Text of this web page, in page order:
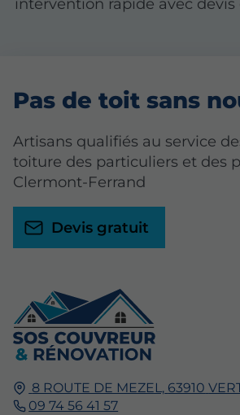
8 ROUTE DE MEZEL, 63910
09 74 56 41 57
Pas de toit sans
Artisans qualifiés au service
toiture des particuliers et des
Clermont-Ferrand
Devis gratuit